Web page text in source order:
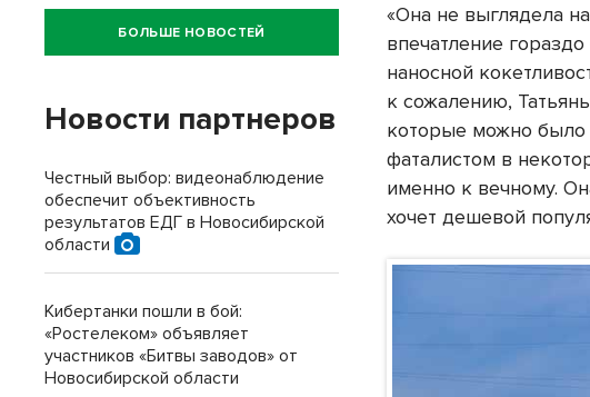
«Она не выглядела
впечатление
наносной
к сожалению,
которые можно
фаталистом в
именно к вечному.
хочет дешевой
БОЛЬШЕ НОВОСТЕЙ
Новости партнеров
Честный выбор: видеонаблюдение
обеспечит объективность
результатов ЕДГ в Новосибирской
области
Кибертанки пошли в бой:
«Ростелеком» объявляет
участников «Битвы заводов» от
Новосибирской области